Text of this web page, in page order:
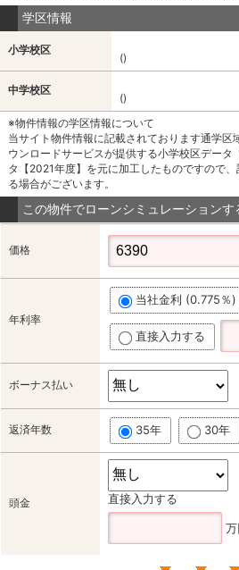
学区情報
小学校区
()
中学校区
()
※物件情報の学区情報について
当サイト物件情報に記載されております通学区
ウンロードサービスが提供する小学校区データ
タ【2021年度】を元に加工したものですので
る場合がございます。
この物件でローンシミュレーションす
価格
年利率
当社金利 (0.775％
直接入力する
ボーナス払い
返済年数 35年 30年
頭金 直接入力する